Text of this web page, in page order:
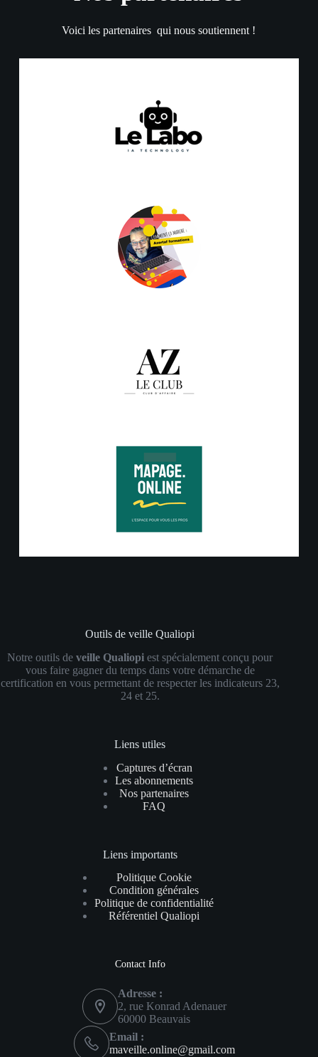
Voici les partenaires qui nous soutiennent !
Outils de veille Qualiopi
Notre outils deveille Qualiopiest spécialement conçu pour
vous faire gagner du temps dans votre démarche de
certification en vous permettant de respecter les indicateurs 23,
24 et 25.
Liens utiles
Captures d’écran
Les abonnements
Nos partenaires
FAQ
Liens importants
Politique Cookie
Condition générales
Politique de confidentialité
Référentiel Qualiopi
Contact Info
Adresse :
2, rue Konrad Adenauer
60000 Beauvais
Email :
maveille.online@gmail.com